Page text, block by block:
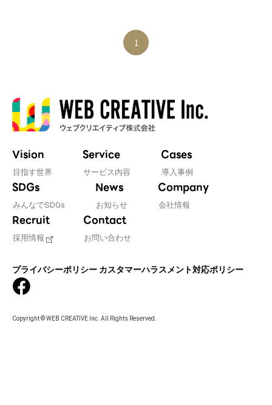
1
Vision
目指す世界
Service
サービス内容
Cases
導入事例
SDGs
みんなでSDGs
News
お知らせ
Company
会社情報
Recruit
採用情報
Contact
お問い合わせ
プライバシーポリシー カスタマーハラスメント対応ポリシー
Copyright © WEB CREATIVE Inc. All Rights Reserved.